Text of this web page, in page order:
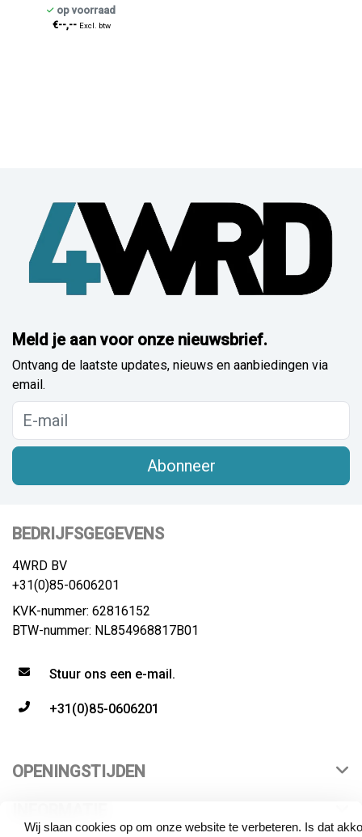
Wij slaan cookies op om onze website te verbeteren. Is dat
op voorraad
€--,-- Excl. btw
Meld je aan voor onze nieuwsbrief.
Ontvang de laatste updates, nieuws en aanbiedingen via
email.
Abonneer
BEDRIJFSGEGEVENS
4WRD BV
+31(0)85-0606201
KVK-nummer: 62816152
BTW-nummer: NL854968817B01
Stuur ons een e-mail.
+31(0)85-0606201
OPENINGSTIJDEN